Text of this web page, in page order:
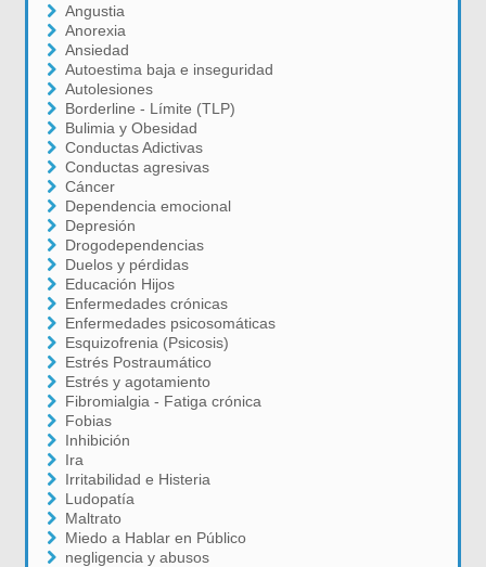
Angustia
Anorexia
Ansiedad
Autoestima baja e inseguridad
Autolesiones
Borderline - Límite (TLP)
Bulimia y Obesidad
Conductas Adictivas
Conductas agresivas
Cáncer
Dependencia emocional
Depresión
Drogodependencias
Duelos y pérdidas
Educación Hijos
Enfermedades crónicas
Enfermedades psicosomáticas
Esquizofrenia (Psicosis)
Estrés Postraumático
Estrés y agotamiento
Fibromialgia - Fatiga crónica
Fobias
Inhibición
Ira
Irritabilidad e Histeria
Ludopatía
Maltrato
Miedo a Hablar en Público
negligencia y abusos